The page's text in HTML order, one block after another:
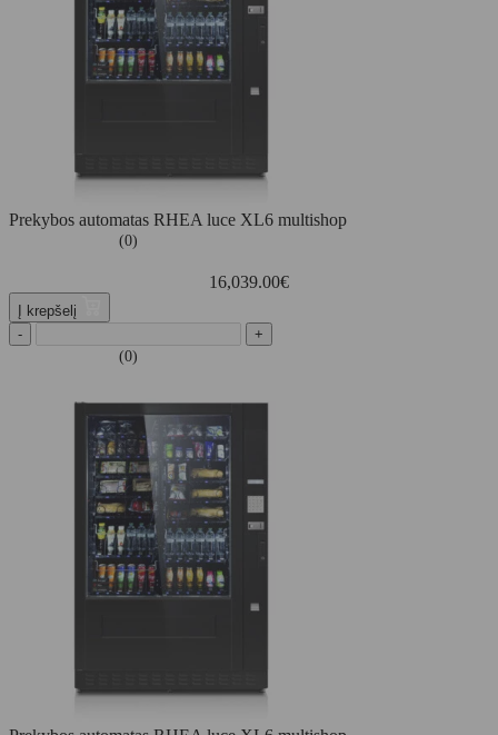
Prekybos automatas RHEA luce XL6 multishop
(0)
16,039.00€
Į krepšelį
-
+
(0)